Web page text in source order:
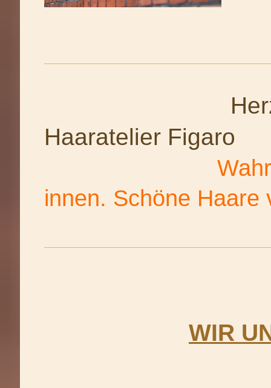
Herzlich
Haaratelier Figaro
Wahre
innen. Schöne
WIR